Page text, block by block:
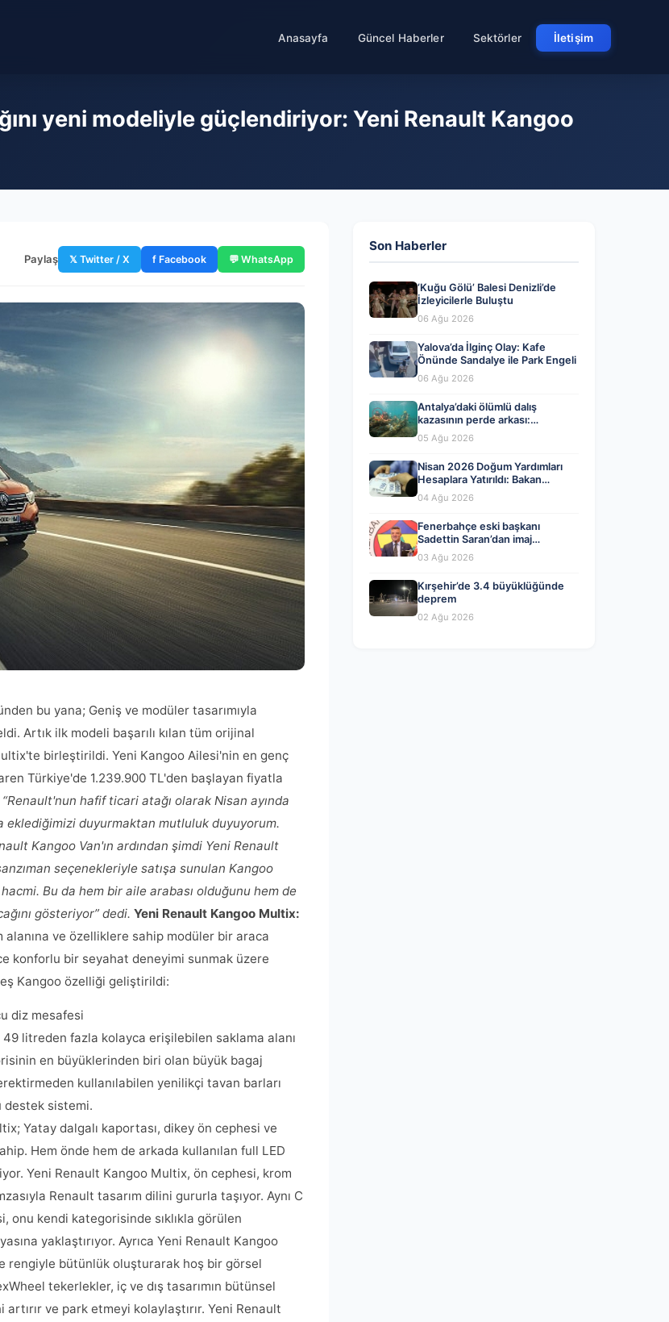
Anasayfa Güncel Haberler Sektörler İletişim
yeni modeliyle güçlendiriyor: Yeni Renault Kangoo
Paylaş 𝕏 Twitter / X f Facebook 💬 WhatsApp
bu yana; Geniş ve modüler tasarımıyla
Artık ilk modeli başarılı kılan tüm orijinal
birleştirildi. Yeni Kangoo Ailesi'nin en genç
Türkiye'de 1.239.900 TL'den başlayan fiyatla
“Renault'nun hafif ticari atağı olarak Nisan ayında
eklediğimizi duyurmaktan mutluluk duyuyorum.
Kangoo Van'ın ardından şimdi Yeni Renault
seçenekleriyle satışa sunulan Kangoo
Bu da hem bir aile arabası olduğunu hem de
gösteriyor” dedi. Yeni Renault Kangoo Multix:
ve özelliklere sahip modüler bir araca
konforlu bir seyahat deneyimi sunmak üzere
Kangoo özelliği geliştirildi:
diz mesafesi
litreden fazla kolayca erişilebilen saklama alanı
en büyüklerinden biri olan büyük bagaj
kullanılabilen yenilikçi tavan barları
destek sistemi.
Yatay dalgalı kaportası, dikey ön cephesi ve
Hem önde hem de arkada kullanılan full LED
Yeni Renault Kangoo Multix, ön cephesi, krom
Renault tasarım dilini gururla taşıyor. Aynı C
onu kendi kategorisinde sıklıkla görülen
yaklaştırıyor. Ayrıca Yeni Renault Kangoo
rengiyle bütünlük oluşturarak hoş bir görsel
tekerlekler, iç ve dış tasarımın bütünsel
ve park etmeyi kolaylaştırır. Yeni Renault
Son Haberler
‘Kuğu Gölü’ Balesi Denizli’de
İzleyicilerle Buluştu
06 Ağu 2026
Yalova’da İlginç Olay: Kafe
Önünde Sandalye ile Park Engeli
06 Ağu 2026
Antalya’daki ölümlü dalış
kazasının perde arkası:
Organizatörler ve yasal ihlaller
tartışılıyor
05 Ağu 2026
Nisan 2026 Doğum Yardımları
Hesaplara Yatırıldı: Bakan
Göktaş’tan Önemli Açıklama
04 Ağu 2026
Fenerbahçe eski başkanı
Sadettin Saran’dan imaj
değişikliği! İşte yeni tarzı…
03 Ağu 2026
Kırşehir’de 3.4 büyüklüğünde
deprem
02 Ağu 2026